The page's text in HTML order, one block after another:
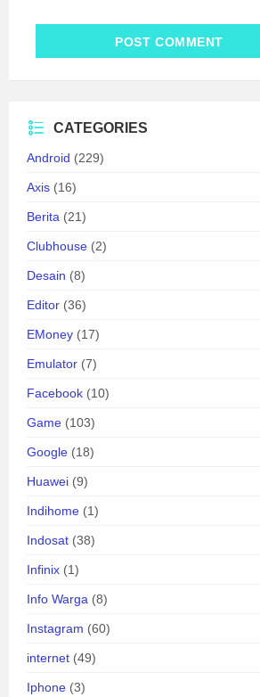
CATEGORIES
Android (229)
Axis (16)
Berita (21)
Clubhouse (2)
Desain (8)
Editor (36)
EMoney (17)
Emulator (7)
Facebook (10)
Game (103)
Google (18)
Huawei (9)
Indihome (1)
Indosat (38)
Infinix (1)
Info Warga (8)
Instagram (60)
internet (49)
Iphone (3)